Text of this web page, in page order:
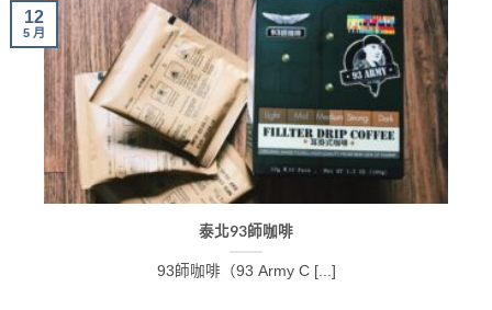
泰北93師咖啡
93師咖啡（93 Army C [...]
12
5 月